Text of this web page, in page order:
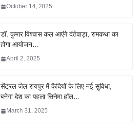
October 14, 2025
डॉ. कुमार विश्वास कल आएंगे दंतेवाड़ा, रामकथा का
होगा आयोजन…
April 2, 2025
सेंट्रल जेल रायपुर में कैदियों के लिए नई सुविधा,
बनेगा देश का पहला सिनेमा हॉल…
March 31, 2025